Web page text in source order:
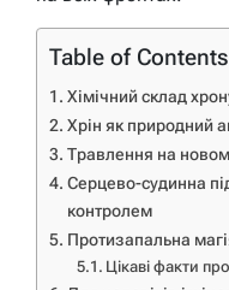
Table of Contents
Хімічний склад
Хрін як природний
Травлення на
Серцево-судинна
контролем
Протизапальна
Цікаві факти